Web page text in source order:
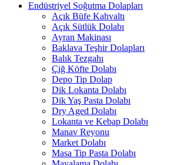
Endüstriyel Soğutma Dolapları
Açık Büfe Kahvaltı
Açık Sütlük Dolabı
Ayran Makinası
Baklava Teşhir Dolapları
Balık Tezgahı
Çiğ Köfte Dolabı
Depo Tip Dolap
Dik Lokanta Dolabı
Dik Yaş Pasta Dolabı
Dry Aged Dolabı
Lokanta ve Kebap Dolabı
Manav Reyonu
Market Dolabı
Masa Tip Pasta Dolabı